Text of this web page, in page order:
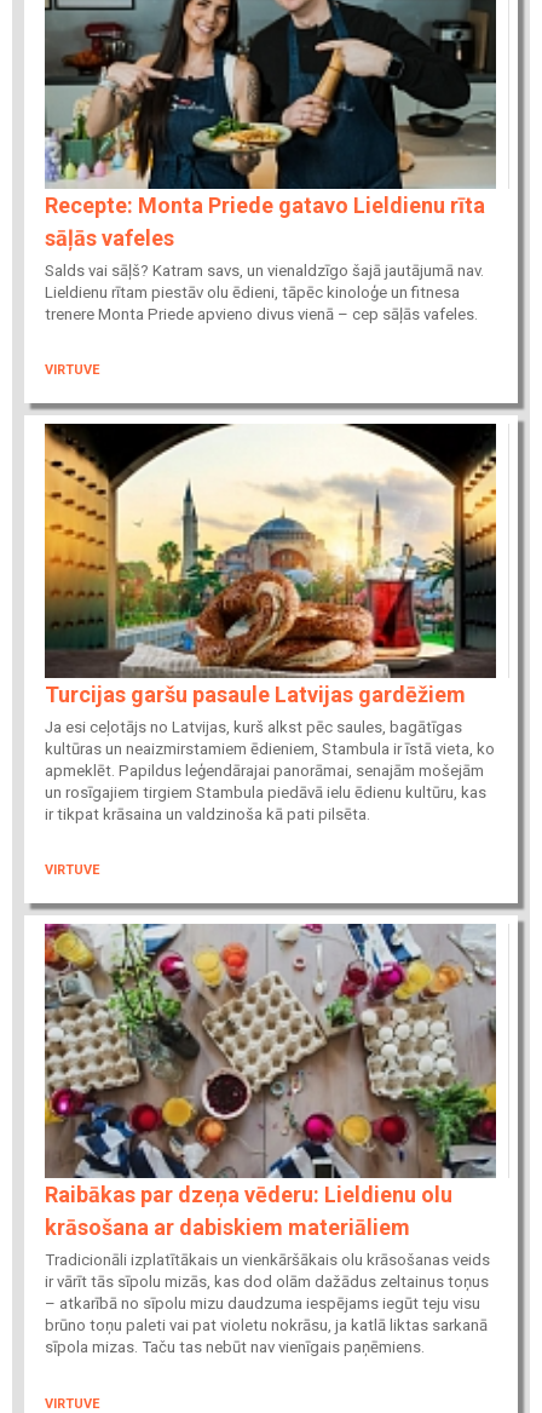
Recepte: Monta Priede gatavo Lieldienu rīta
sāļās vafeles
Salds vai sāļš? Katram savs, un vienaldzīgo šajā jautājumā nav.
Lieldienu rītam piestāv olu ēdieni, tāpēc kinoloģe un fitnesa
trenere Monta Priede apvieno divus vienā – cep sāļās vafeles.
VIRTUVE
Turcijas garšu pasaule Latvijas gardēžiem
Ja esi ceļotājs no Latvijas, kurš alkst pēc saules, bagātīgas
kultūras un neaizmirstamiem ēdieniem, Stambula ir īstā vieta, ko
apmeklēt. Papildus leģendārajai panorāmai, senajām mošejām
un rosīgajiem tirgiem Stambula piedāvā ielu ēdienu kultūru, kas
ir tikpat krāsaina un valdzinoša kā pati pilsēta.
VIRTUVE
Raibākas par dzeņa vēderu: Lieldienu olu
krāsošana ar dabiskiem materiāliem
Tradicionāli izplatītākais un vienkāršākais olu krāsošanas veids
ir vārīt tās sīpolu mizās, kas dod olām dažādus zeltainus toņus
– atkarībā no sīpolu mizu daudzuma iespējams iegūt teju visu
brūno toņu paleti vai pat violetu nokrāsu, ja katlā liktas sarkanā
sīpola mizas. Taču tas nebūt nav vienīgais paņēmiens.
VIRTUVE